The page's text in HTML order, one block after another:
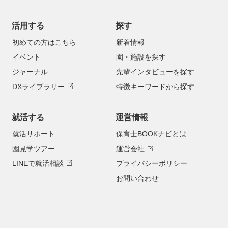
活用する
初めての方はこちら
イベント
ジャーナル
DXライブラリー
探す
新着情報
園・施設を探す
先輩インタビューを探す
特徴キーワードから探す
就活する
就活サポート
園見学ツアー
LINEで就活相談
運営情報
保育士BOOKナビとは
運営会社
プライバシーポリシー
お問い合わせ